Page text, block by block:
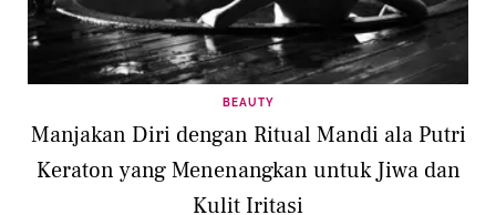
BEAUTY
Manjakan Diri dengan Ritual Mandi ala Putri
Keraton yang Menenangkan untuk Jiwa dan
Kulit Iritasi